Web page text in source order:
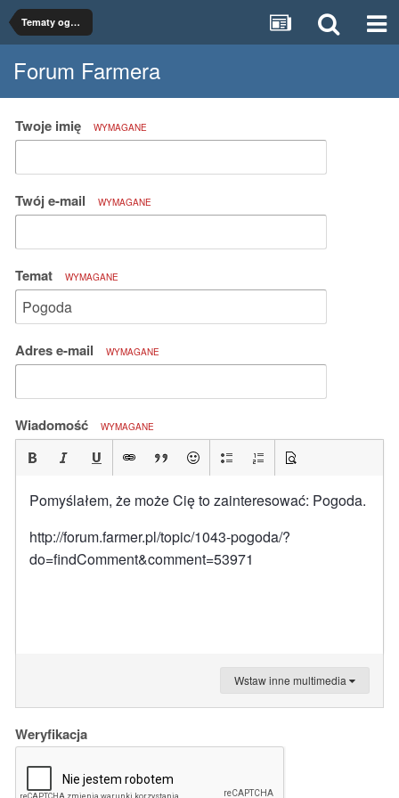
Tematy ogólne
Forum Farmera
Twoje imię WYMAGANE
Twój e-mail WYMAGANE
Temat WYMAGANE
Adres e-mail WYMAGANE
Wiadomość WYMAGANE
Pomyślałem, że może Cię to zainteresować: Pogoda.
http://forum.farmer.pl/topic/1043-pogoda/?
do=findComment&comment=53971
Wstaw inne multimedia
Weryfikacja